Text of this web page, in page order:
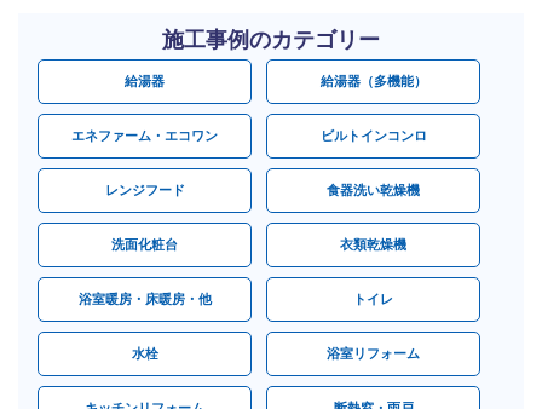
施工事例のカテゴリー
給湯器 給湯器（多機能）
エネファーム・エコワン ビルトインコンロ
レンジフード 食器洗い乾燥機
洗面化粧台 衣類乾燥機
浴室暖房・床暖房・他 トイレ
水栓 浴室リフォーム